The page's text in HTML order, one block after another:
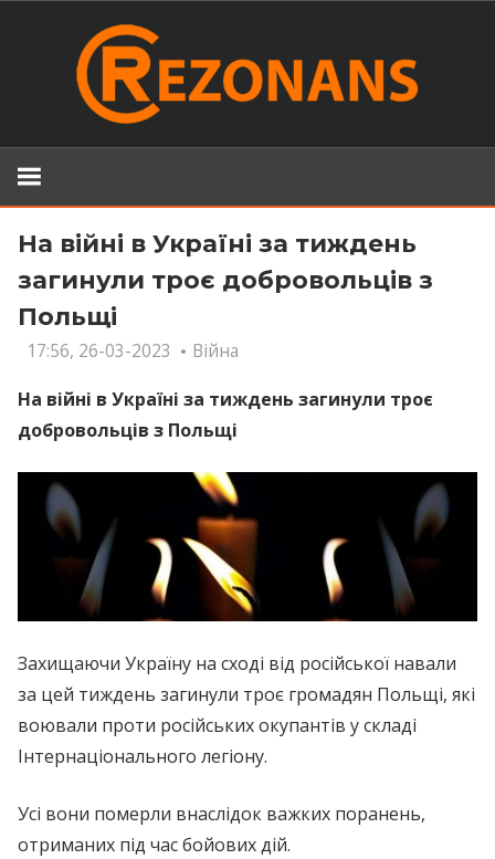
На війні в Україні за тиждень
загинули троє добровольців з
Польщі
17:56, 26-03-2023
Війна
На війні в Україні за тиждень загинули троє
добровольців з Польщі
Захищаючи Україну на сході від російської навали
за цей тиждень загинули троє громадян Польщі, які
воювали проти російських окупантів у складі
Інтернаціонального легіону.
Усі вони померли внаслідок важких поранень,
отриманих під час бойових дій.